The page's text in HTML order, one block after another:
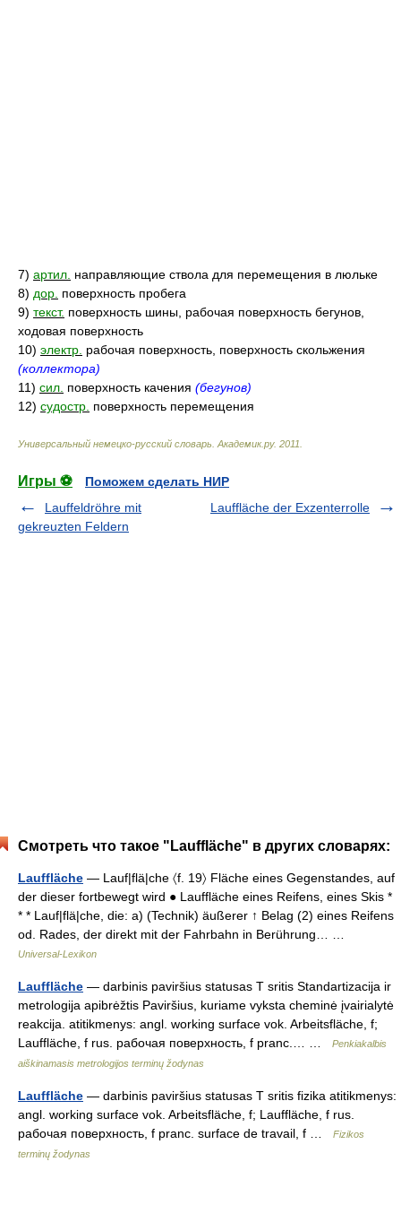
7) артил. направляющие ствола для перемещения в люльке
8) дор. поверхность пробега
9) текст. поверхность шины, рабочая поверхность бегунов,
ходовая поверхность
10) электр. рабочая поверхность, поверхность скольжения
(коллектора)
11) сил. поверхность качения (бегунов)
12) судостр. поверхность перемещения
Универсальный немецко-русский словарь Академик.ру. 2011
Игры ⚽
Поможем сделать НИР
Lauffeldröhre mit
gekreuzten Feldern
Lauffläche der Exzenterrolle
Смотреть что такое "Lauffläche" в других словарях:
Lauffläche — Lauf|flä|che 〈f. 19〉 Fläche eines Gegenstandes, auf
der dieser fortbewegt wird ● Lauffläche eines Reifens, eines Skis *
* * Lauf|flä|che, die: a) (Technik) äußerer ↑ Belag (2) eines Reifens
od. Rades, der direkt mit der Fahrbahn in Berührung… …
Universal-Lexikon
Lauffläche — darbinis paviršius statusas T sritis Standartizacija ir
metrologija apibrėžtis Paviršius, kuriame vyksta cheminė įvairialytė
reakcija. atitikmenys: angl. working surface vok. Arbeitsfläche, f;
Lauffläche, f rus. рабочая поверхность, f pranc.… …
Penkiakalbis
aiškinamasis metrologijos terminų žodynas
Lauffläche — darbinis paviršius statusas T sritis fizika atitikmenys:
angl. working surface vok. Arbeitsfläche, f; Lauffläche, f rus.
рабочая поверхность, f pranc. surface de travail, f …
Fizikos
terminų žodynas